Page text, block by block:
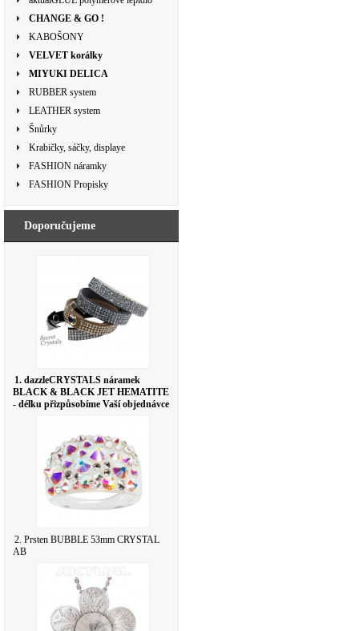
CHANGE & GO !
KABOŠONY
VELVET korálky
MIYUKI DELICA
RUBBER system
LEATHER system
Šnůrky
Krabičky, sáčky, displaye
FASHION náramky
FASHION Propisky
Doporučujeme
1. dazzleCRYSTALS náramek
BLACK & BLACK JET HEMATITE
- délku přizpůsobíme Vaší objednávce
2. Prsten BUBBLE 53mm CRYSTAL
AB